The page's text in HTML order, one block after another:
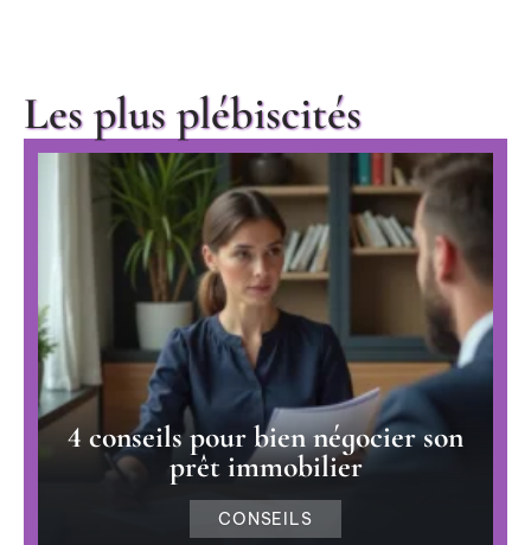
Les plus plébiscités
4 conseils pour bien négocier son
prêt immobilier
CONSEILS